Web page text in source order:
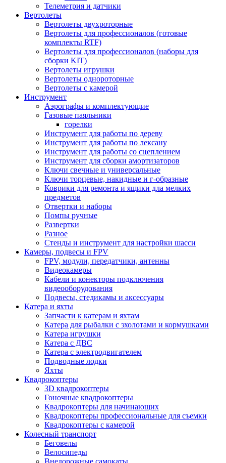
Телеметрия и датчики
Вертолеты
Вертолеты двухроторные
Вертолеты для профессионалов (готовые
комплекты RTF)
Вертолеты для профессионалов (наборы для
сборки KIT)
Вертолеты игрушки
Вертолеты однороторные
Вертолеты с камерой
Инструмент
Аэрографы и комплектующие
Газовые паяльники
горелки
Инструмент для работы по дереву
Инструмент для работы по лексану
Инструмент для работы со сцеплением
Инструмент для сборки амортизаторов
Ключи свечные и универсальные
Ключи торцевые, накидные и г-образные
Коврики для ремонта и ящики дла мелких
предметов
Отвертки и наборы
Помпы ручные
Развертки
Разное
Стенды и инструмент для настройки шасси
Камеры, подвесы и FPV
FPV, модули, передатчики, антенны
Видеокамеры
Кабели и конекторы подключения
видеооборудования
Подвесы, стедикамы и аксессуары
Катера и яхты
Запчасти к катерам и яхтам
Катера для рыбалки с эхолотами и кормушками
Катера игрушки
Катера с ДВС
Катера с электродвигателем
Подводные лодки
Яхты
Квадрокоптеры
3D квадрокоптеры
Гоночные квадрокоптеры
Квадрокоптеры для начинающих
Квадрокоптеры профессиональные для съемки
Квадрокоптеры с камерой
Колесный транспорт
Беговелы
Велосипеды
Внедорожные самокаты